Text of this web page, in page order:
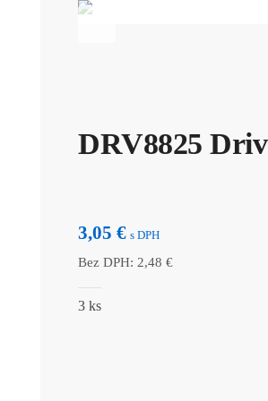
DRV8825
3,05 € s DPH
Bez DPH: 2,48 €
3 ks